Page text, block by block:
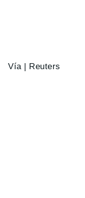
Vía | Reuters